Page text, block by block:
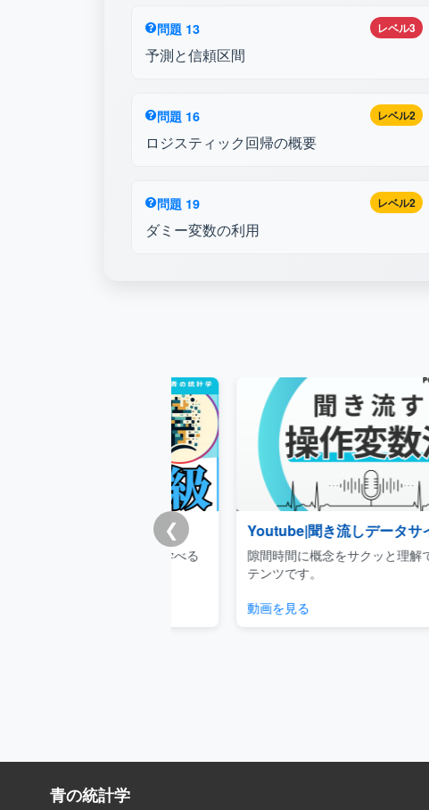
レベル3
問題 13
予測と信頼区間
レベル2
問題 16
ロジスティック回帰の概要
レベル2
問題 19
ダミー変数の利用
❮ Youtube|聞き流しデータサイエンス
隙間時間に概念をサクッと理解できるコン
テンツです。
動画を見る
青の統計学